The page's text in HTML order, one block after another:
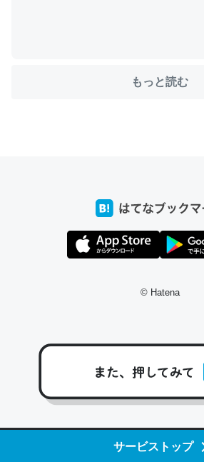
サービストップ
たいなのでネット環境作ったけど
回線代ほとんどかからないですよ。参
これ作ろう。/早速夕食に作った！本当
ットペッパーグルメ
けど、読み方が違うだけで同じものを
もっと読む
© Hatena